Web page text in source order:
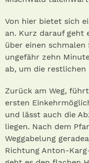
Von hier bietet sich
an. Kurz darauf geht
über einen
ungefähr zehn
ab, um die
Zurück am Weg,
ersten
und lässt auch die
liegen. Nach dem
Weggabelung
Richtung Anton-